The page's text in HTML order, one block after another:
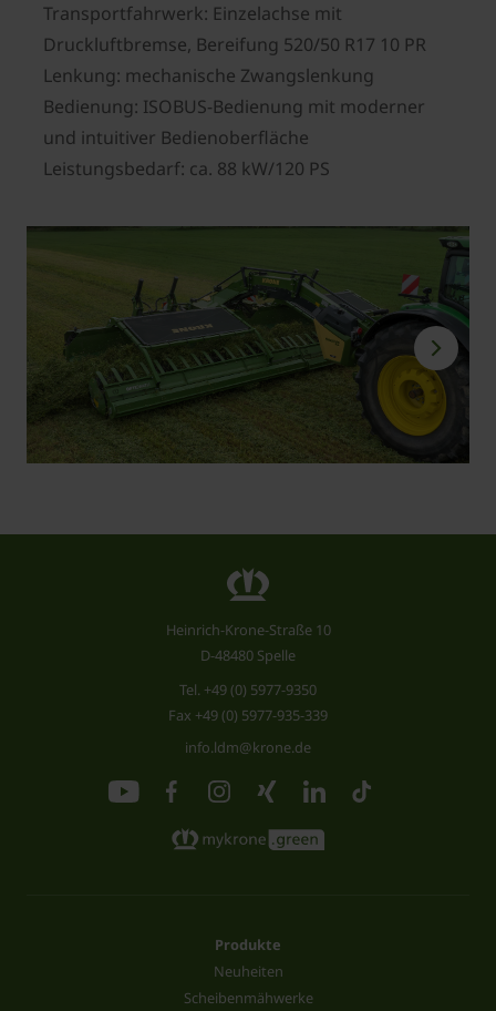
Transportfahrwerk: Einzelachse mit
Druckluftbremse, Bereifung 520/50 R17 10 PR
Lenkung: mechanische Zwangslenkung
Bedienung: ISOBUS-Bedienung mit moderner
und intuitiver Bedienoberfläche
Leistungsbedarf: ca. 88 kW/120 PS
Heinrich-Krone-Straße 10
D-48480 Spelle
Tel. +49 (0) 5977-9350
Fax +49 (0) 5977-935-339
info.ldm@krone.de
Produkte
Neuheiten
Scheibenmähwerke